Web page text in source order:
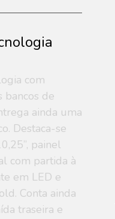
com
de
ainda uma
Destaca-se
painel
com partida à
em LED e
Conta ainda
traseira e